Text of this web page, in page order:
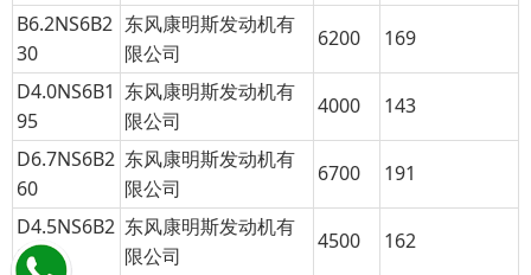
B6.2NS6B2
30
东风康明斯发动机有
限公司
6200 169
D4.0NS6B1
95
东风康明斯发动机有
限公司
4000 143
D6.7NS6B2
60
东风康明斯发动机有
限公司
6700 191
D4.5NS6B2
20
东风康明斯发动机有
限公司
4500 162